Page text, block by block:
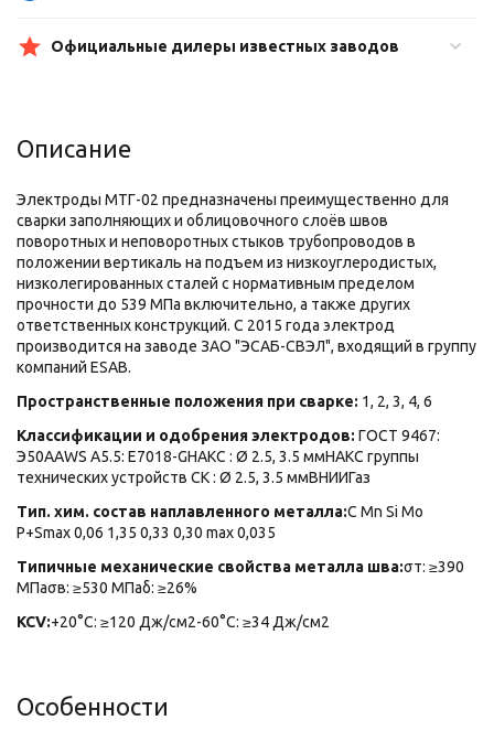
Официальные дилеры известных заводов
Описание
Электроды МТГ-02 предназначены преимущественно для
сварки заполняющих и облицовочного слоёв швов
поворотных и неповоротных стыков трубопроводов в
положении вертикаль на подъем из низкоуглеродистых,
низколегированных сталей с нормативным пределом
прочности до 539 МПа включительно, а также других
ответственных конструкций. С 2015 года электрод
производится на заводе ЗАО "ЭСАБ-СВЭЛ", входящий в группу
компаний ESAB.
Пространственные положения при сварке: 1, 2, 3, 4, 6
Классификации и одобрения электродов:ГОСТ 9467:
Э50АAWS A5.5: E7018-GНАКС : Ø 2.5, 3.5 ммНАКС группы
технических устройств СК : Ø 2.5, 3.5 ммВНИИГаз
Тип. хим. состав наплавленного металла:C Mn Si Mo
P+Smax 0,06 1,35 0,33 0,30 max 0,035
Типичные механические свойства металла шва:σт: ≥390
МПаσв: ≥530 МПаδ: ≥26%
KCV:+20°C: ≥120 Дж/см2-60°C: ≥34 Дж/см2
Особенности